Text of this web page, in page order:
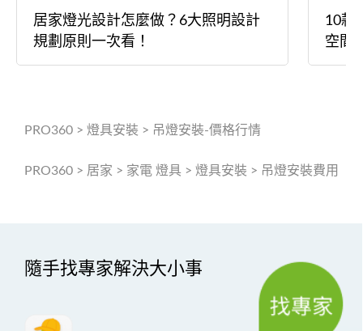
居家燈光設計怎麼做？6大照明設計
規劃原則一次看！
10款
空間
PRO360 > 燈具安裝 > 吊燈安裝-價格行情
PRO360 > 居家 > 家電 燈具 > 燈具安裝 > 吊燈安裝費用
隨手找專家解決大小事